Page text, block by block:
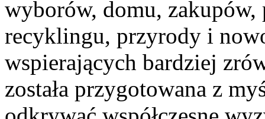
wyborów, domu,
recyklingu, przyrody i
wspierających bardziej
została przygotowana z